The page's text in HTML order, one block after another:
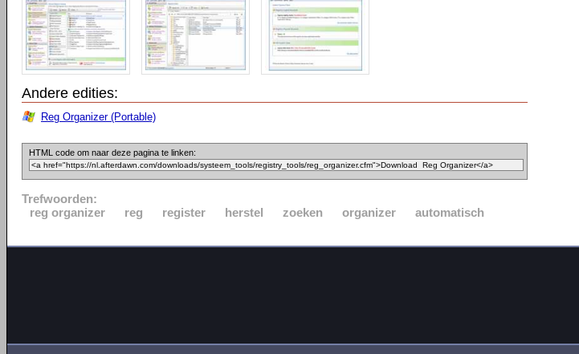
Andere edities:
Reg Organizer (Portable)
HTML code om naar deze pagina te linken:
Trefwoorden:
reg organizer
reg register herstel zoeken organizer automatisch